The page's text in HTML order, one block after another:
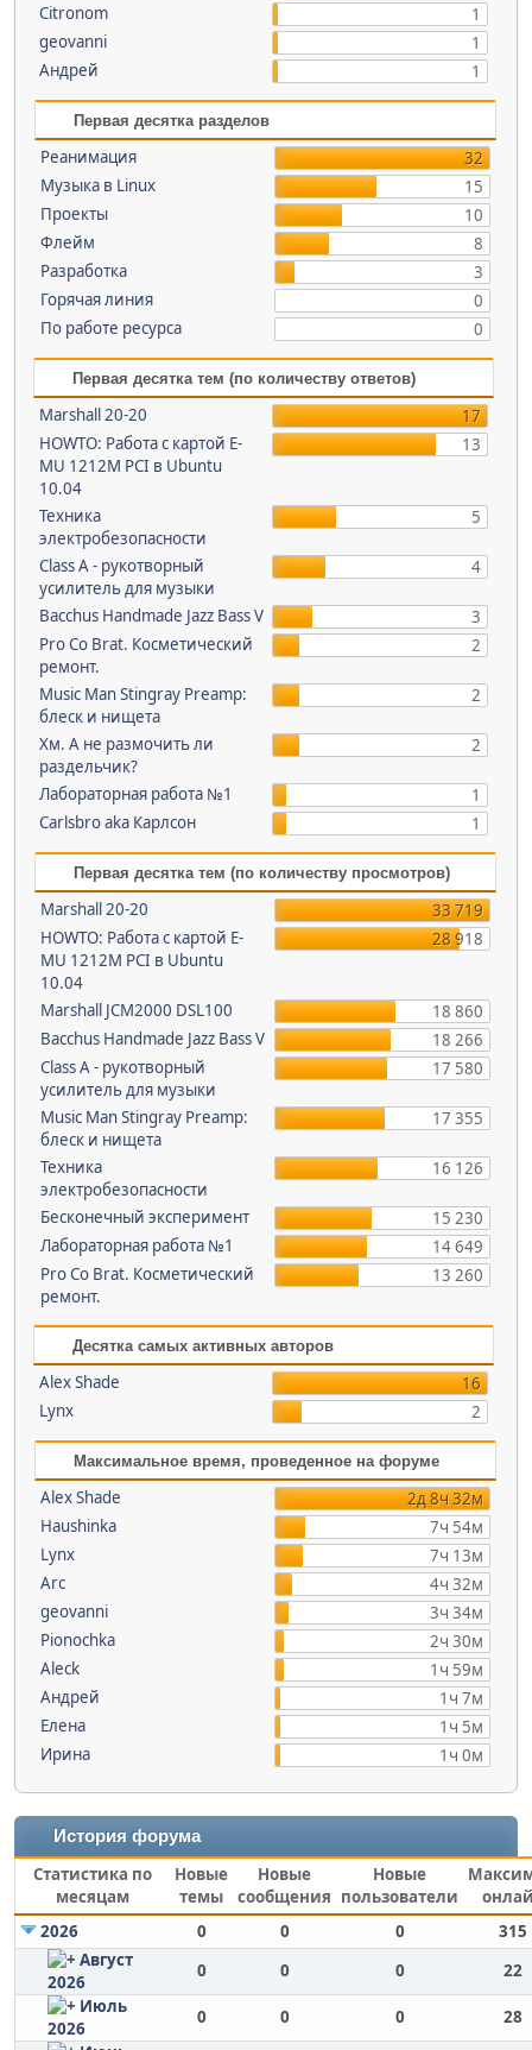
Citronom
1
geovanni
1
Андрей
1
Первая десятка разделов
Реанимация
32
Музыка в Linux
15
Проекты
10
Флейм
8
Разработка
3
Горячая линия
0
По работе ресурса
0
Первая десятка тем (по количеству ответов)
Marshall 20-20
17
HOWTO: Работа с картой E-
MU 1212M PCI в Ubuntu
10.04
13
Техника
электробезопасности
5
Class A - рукотворный
усилитель для музыки
4
Bacchus Handmade Jazz Bass V
3
Pro Co Brat. Косметический
ремонт.
2
Music Man Stingray Preamp:
блеск и нищета
2
Хм. А не размочить ли
раздельчик?
2
Лабораторная работа №1
1
Carlsbro aka Карлсон
1
Первая десятка тем (по количеству просмотров)
Marshall 20-20
33 719
HOWTO: Работа с картой E-
MU 1212M PCI в Ubuntu
10.04
28 918
Marshall JCM2000 DSL100
18 860
Bacchus Handmade Jazz Bass V
18 266
Class A - рукотворный
усилитель для музыки
17 580
Music Man Stingray Preamp:
блеск и нищета
17 355
Техника
электробезопасности
16 126
Бесконечный эксперимент
15 230
Лабораторная работа №1
14 649
Pro Co Brat. Косметический
ремонт.
13 260
Десятка самых активных авторов
Alex Shade
16
Lynx
2
Максимальное время, проведенное на форуме
Alex Shade
2д 8ч 32м
Haushinka
7ч 54м
Lynx
7ч 13м
Arc
4ч 32м
geovanni
3ч 34м
Pionochka
2ч 30м
Aleck
1ч 59м
Андрей
1ч 7м
Елена
1ч 5м
Ирина
1ч 0м
История форума
Статистика по
месяцам
Новые
темы
Новые
сообщения
Новые
пользователи
2026
0 0 0
315
Август
2026
0 0 0
22
Июль
2026
0 0 0
28